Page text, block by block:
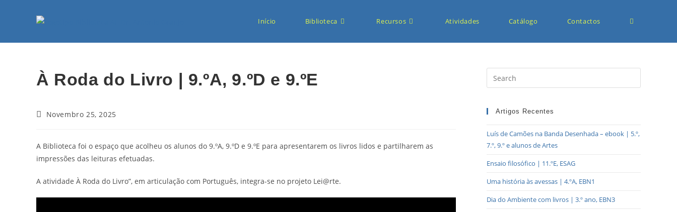
Início Biblioteca Recursos Atividades Catálogo Contactos
À Roda do Livro | 9.ºA, 9.ºD e 9.ºE
Novembro 25, 2025
A Biblioteca foi o espaço que acolheu os alunos do 9.ºA, 9.ºD e 9.ºE para apresentarem os livros lidos e partilharem as
impressões das leituras efetuadas.
A atividade À Roda do Livro”, em articulação com Português, integra-se no projeto Lei@rte.
Artigos Recentes
Luís de Camões na Banda Desenhada – ebook | 5.º,
7.º, 9.º e alunos de Artes
Ensaio filosófico | 11.ºE, ESAG
Uma história às avessas | 4.ºA, EBN1
Dia do Ambiente com livros | 3.º ano, EBN3